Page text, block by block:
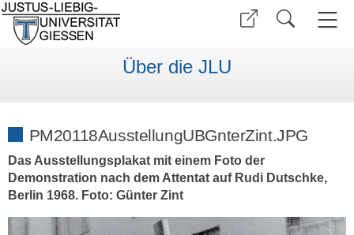
Über die JLU
PM20118AusstellungUBGnterZint.JPG
Das Ausstellungsplakat mit einem Foto der
Demonstration nach dem Attentat auf Rudi Dutschke,
Berlin 1968. Foto: Günter Zint